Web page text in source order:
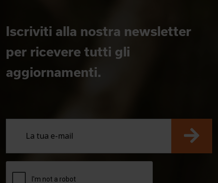
Iscriviti alla nostra newsletter
per ricevere tutti gli
aggiornamenti.